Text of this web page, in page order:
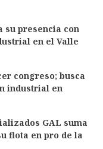
su presencia con
en el Valle
congreso; busca
industrial en
GAL suma
flota en pro de la